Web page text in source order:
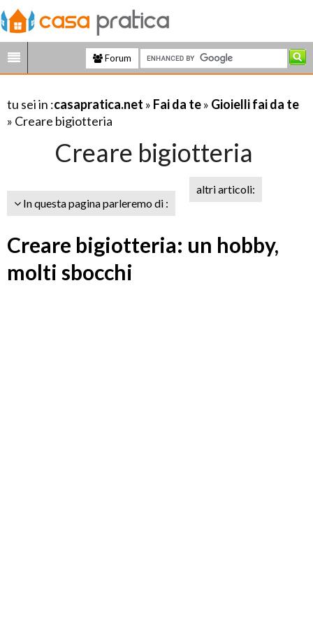
Forum
tu sei in :casapratica.net » Fai da te» Gioielli fai da te
» Creare bigiotteria
Creare bigiotteria
In questa pagina parleremo di :
altri articoli:
Creare bigiotteria: un hobby,
molti sbocchi